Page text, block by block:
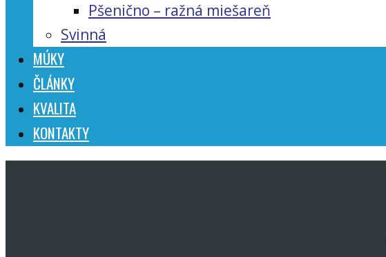
Pšenično – ražná miešareň
Svinná
MÚKY
ČLÁNKY
KVALITA
KONTAKTY